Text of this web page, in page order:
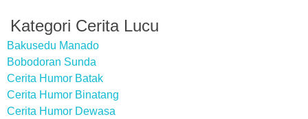
Kategori Cerita Lucu
Bakusedu Manado
Bobodoran Sunda
Cerita Humor Batak
Cerita Humor Binatang
Cerita Humor Dewasa